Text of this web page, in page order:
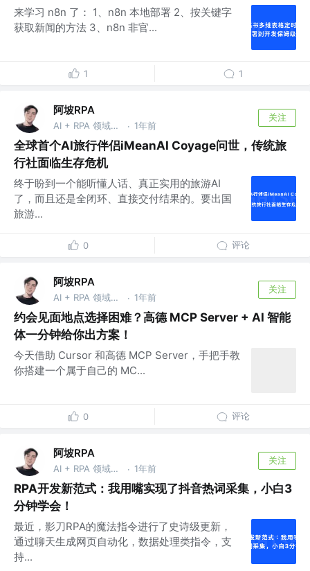
来学习 n8n 了： 1、n8n 本地部署 2、按关键字
获取新闻的方法 3、n8n 非官...
1 1
阿坡RPA
AI + RPA 领域持续深耕者，专注于分享本地知识库及 AI 自动化工作流实战干货， vx：ao-ai-coding · 1年前
关注
全球首个AI旅行伴侣iMeanAI Coyage问世，传统旅
行社面临生存危机
终于盼到一个能听懂人话、真正实用的旅游AI
了，而且还是全闭环、直接交付结果的。要出国
旅游...
0 评论
阿坡RPA
AI + RPA 领域持续深耕者，专注于分享本地知识库及 AI 自动化工作流实战干货， vx：ao-ai-coding · 1年前
关注
约会见面地点选择困难？高德 MCP Server + AI 智能
体一分钟给你出方案！
今天借助 Cursor 和高德 MCP Server，手把手教
你搭建一个属于自己的 MC...
0 评论
阿坡RPA
AI + RPA 领域持续深耕者，专注于分享本地知识库及 AI 自动化工作流实战干货， vx：ao-ai-coding · 1年前
关注
RPA开发新范式：我用嘴实现了抖音热词采集，小白3
分钟学会！
最近，影刀RPA的魔法指令进行了史诗级更新，
通过聊天生成网页自动化，数据处理类指令，支
持...